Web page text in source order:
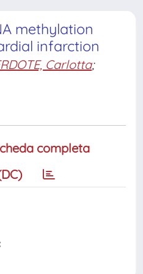
methylation
infarction
Carlotta;
completa